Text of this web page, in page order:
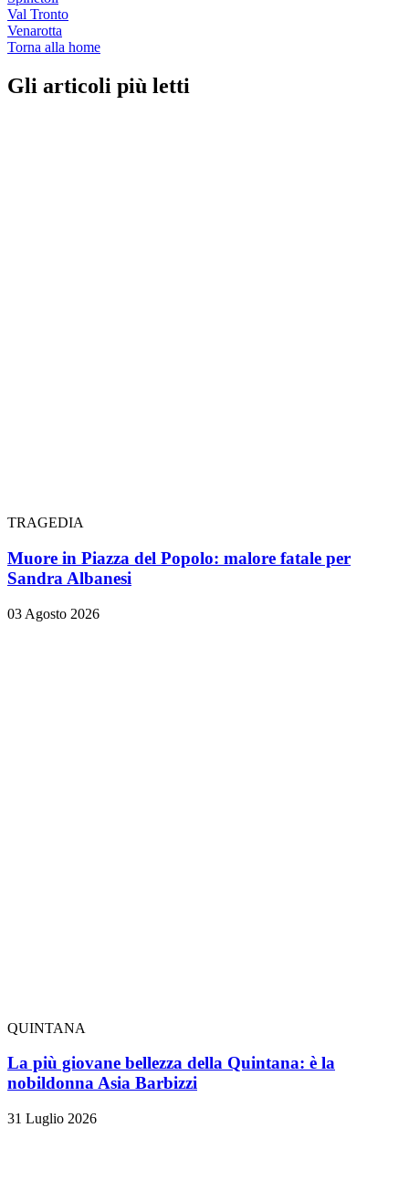
Val Tronto
Venarotta
Torna alla home
Gli articoli più letti
TRAGEDIA
Muore in Piazza del Popolo: malore fatale per
Sandra Albanesi
03 Agosto 2026
QUINTANA
La più giovane bellezza della Quintana: è la
nobildonna Asia Barbizzi
31 Luglio 2026